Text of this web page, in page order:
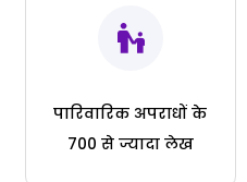
पारिवारिक अपराधों के
700 से ज्यादा लेख